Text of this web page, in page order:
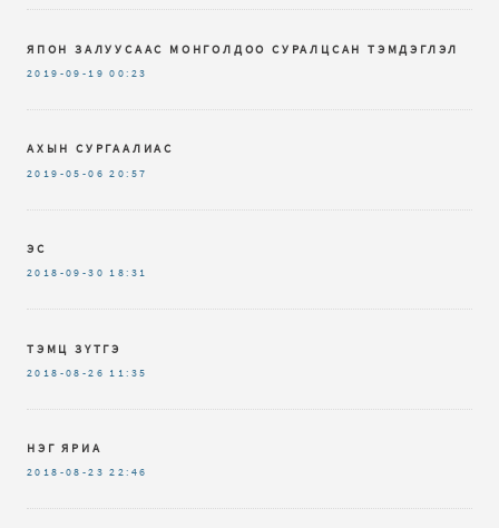
ЯПОН ЗАЛУУСААС МОНГОЛДОО СУРАЛЦСАН ТЭМДЭГЛЭЛ
2019-09-19 00:23
АХЫН СУРГААЛИАС
2019-05-06 20:57
ЭС
2018-09-30 18:31
ТЭМЦ ЗҮТГЭ
2018-08-26 11:35
НЭГ ЯРИА
2018-08-23 22:46